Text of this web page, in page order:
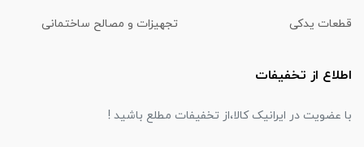
قطعات یدکی تجهیزات و مصالح ساختمانی
اطلاع از تخفیفات
با عضویت در ایرانیک کالا،از تخفیفات مطلع باشید !